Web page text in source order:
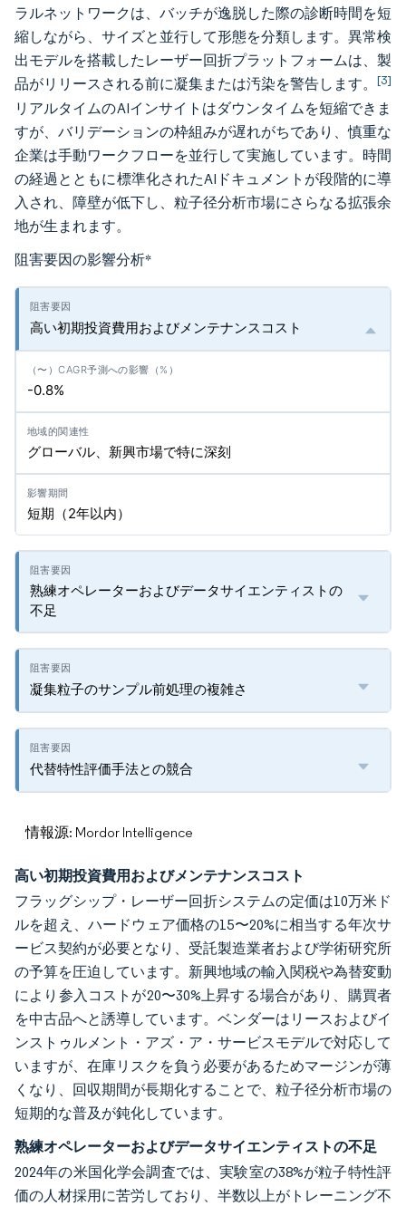
ラルネットワークは、バッチが逸脱した際の診断時間を短
縮しながら、サイズと並行して形態を分類します。異常検
出モデルを搭載したレーザー回折プラットフォームは、製
品がリリースされる前に凝集または汚染を警告します。 [3]
リアルタイムのAIインサイトはダウンタイムを短縮できま
すが、バリデーションの枠組みが遅れがちであり、慎重な
企業は手動ワークフローを並行して実施しています。時間
の経過とともに標準化されたAIドキュメントが段階的に導
入され、障壁が低下し、粒子径分析市場にさらなる拡張余
地が生まれます。
阻害要因の影響分析*
高い初期投資費用およびメンテナンスコスト
-0.8%
グローバル、新興市場で特に深刻
短期（2年以内）
熟練オペレーターおよびデータサイエンティストの
不足
凝集粒子のサンプル前処理の複雑さ
代替特性評価手法との競合
情報源: Mordor Intelligence
高い初期投資費用およびメンテナンスコスト
フラッグシップ・レーザー回折システムの定価は10万米ド
ルを超え、ハードウェア価格の15〜20%に相当する年次サ
ービス契約が必要となり、受託製造業者および学術研究所
の予算を圧迫しています。新興地域の輸入関税や為替変動
により参入コストが20〜30%上昇する場合があり、購買者
を中古品へと誘導しています。ベンダーはリースおよびイ
ンストゥルメント・アズ・ア・サービスモデルで対応して
いますが、在庫リスクを負う必要があるためマージンが薄
くなり、回収期間が長期化することで、粒子径分析市場の
短期的な普及が鈍化しています。
熟練オペレーターおよびデータサイエンティストの不足
2024年の米国化学会調査では、実験室の38%が粒子特性評
価の人材採用に苦労しており、半数以上がトレーニング不